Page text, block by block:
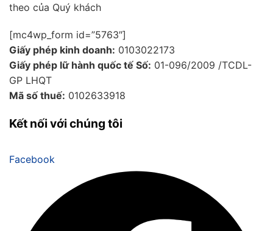
theo của Quý khách
[mc4wp_form id=”5763″]
Giấy phép kinh doanh: 0103022173
Giấy phép lữ hành quốc tế Số: 01-096/2009 /TCDL-
GP LHQT
Mã số thuế: 0102633918
Kết nối với chúng tôi
Facebook